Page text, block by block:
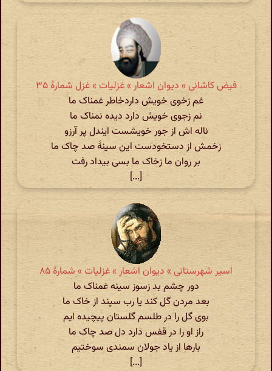
فیض کاشانی » دیوان اشعار » غزلیات » غزل شمارهٔ ۳۵
غم زخوی خویش داردخاطر غمناک ما
نم زجوی خویش دارد دیده نمناک ما
ناله اش از جور خویشست ایندل پر آرزو
زخمش از دستخودست این سینهٔ صد چاک ما
بر روان ما زخاک ما بسی بیداد رفت
[...]
اسیر شهرستانی » دیوان اشعار » غزلیات » شمارهٔ ۸۵
دور چشم بد زسوز سینه غمناک ما
بعد مردن گل کند یا رب سپند از خاک ما
بوی گل را در طلسم گلستان پیچیده ایم
راز او را در قفس دارد دل صد چاک ما
بارها از یاد جولان سمندی سوختیم
[...]